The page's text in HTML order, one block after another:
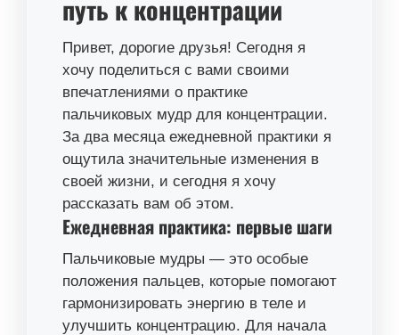
путь к концентрации
Привет, дорогие друзья! Сегодня я
хочу поделиться с вами своими
впечатлениями о практике
пальчиковых мудр для концентрации.
За два месяца ежедневной практики я
ощутила значительные изменения в
своей жизни, и сегодня я хочу
рассказать вам об этом.
Ежедневная практика: первые шаги
Пальчиковые мудры — это особые
положения пальцев, которые помогают
гармонизировать энергию в теле и
улучшить концентрацию. Для начала